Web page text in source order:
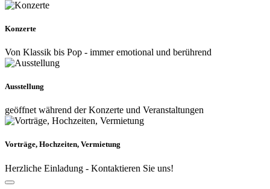
Konzerte
Von Klassik bis Pop - immer emotional und berührend
Ausstellung
geöffnet während der Konzerte und Veranstaltungen
Vorträge, Hochzeiten, Vermietung
Herzliche Einladung - Kontaktieren Sie uns!